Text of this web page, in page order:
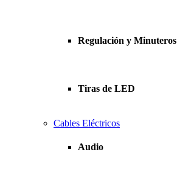
Regulación y Minuteros
Tiras de LED
Cables Eléctricos
Audio